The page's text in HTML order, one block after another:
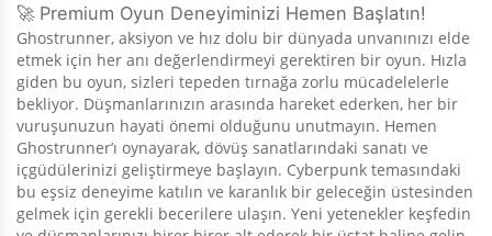
🚀 Premium Oyun Deneyiminizi Hemen Başlatın!
Ghostrunner, aksiyon ve hız dolu bir dünyada unvanınızı elde
etmek için her anı değerlendirmeyi gerektiren bir oyun. Hızla
giden bu oyun, sizleri tepeden tırnağa zorlu mücadelelerle
bekliyor. Düşmanlarınızın arasında hareket ederken, her bir
vuruşunuzun hayati önemi olduğunu unutmayın. Hemen
Ghostrunner’ı oynayarak, dövüş sanatlarındaki sanatı ve
içgüdülerinizi geliştirmeye başlayın. Cyberpunk temasındaki
bu eşsiz deneyime katılın ve karanlık bir geleceğin üstesinden
gelmek için gerekli becerilere ulaşın. Yeni yetenekler keşfedin